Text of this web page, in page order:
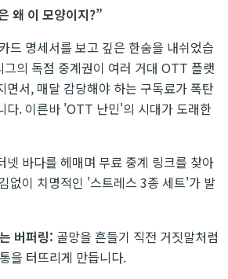
왜 이 모양이지?”
드 명세서를 보고 깊은 한숨을 내쉬었습
그의 독점 중계권이 여러 거대 OTT 플랫
면서, 매달 감당해야 하는 구독료가 폭탄
다. 이른바 'OTT 난민'의 시대가 도래한
넷 바다를 헤매며 무료 중계 링크를 찾아
없이 치명적인 '스트레스 3종 세트'가 발
버퍼링: 골망을 흔들기 직전 거짓말처럼
을 터뜨리게 만듭니다.